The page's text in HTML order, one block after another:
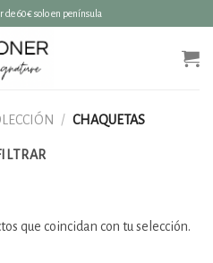
60€ solo en península
/ CHAQUETAS
que coincidan con tu selección.